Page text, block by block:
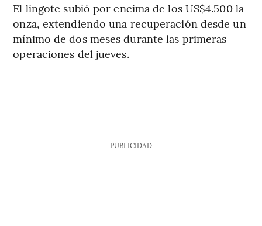
El lingote subió por encima de los US$4.500 la
onza, extendiendo una recuperación desde un
mínimo de dos meses durante las primeras
operaciones del jueves.
PUBLICIDAD